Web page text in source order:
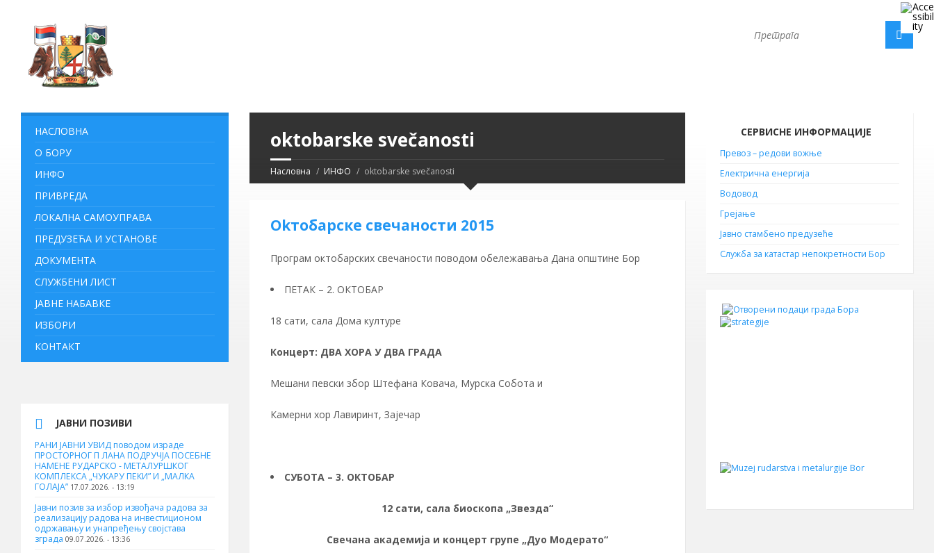
oktobarske svečanosti
Насловна ИНФО oktobarske svečanosti
Okтобарске свечаности 2015
Програм октобарских свечаности поводом обележавања Дана општине Бор
ПЕТАК – 2. ОКТОБАР
18 сати, сала Дома културе
Концерт: ДВА ХОРА У ДВА ГРАДА
Мешани певски збор Штефана Ковача, Мурска Собота и
Камерни хор Лавиринт, Зајечар
СУБОТА – 3. ОКТОБАР
12 сати, сала биоскопа „Звезда“
Свечана академија и концерт групе „Дуо Модерато“
НАСЛОВНА
О БОРУ
ИНФО
ПРИВРЕДА
ЛОКАЛНА САМОУПРАВА
ПРЕДУЗЕЋА И УСТАНОВЕ
ДОКУМЕНТА
СЛУЖБЕНИ ЛИСТ
ЈАВНЕ НАБАВКЕ
ИЗБОРИ
КОНТАКТ
ЈАВНИ ПОЗИВИ
РАНИ ЈАВНИ УВИД поводом израде
ПРОСТОРНОГ П ЛАНА ПОДРУЧЈА ПОСЕБНЕ
НАМЕНЕ РУДАРСКО - МЕТАЛУРШКОГ
КОМПЛЕКСА „ЧУКАРУ ПЕКИ” И „МАЛКА
ГОЛАЈА” 17.07.2026. - 13:19
Јавни позив за избор извођача радова за
реализацију радова на инвестиционом
одржавању и унапређењу својстава
зграда 09.07.2026. - 13:36
СЕРВИСНЕ ИНФОРМАЦИЈЕ
Превоз – редови вожње
Електрична енергија
Водовод
Грејање
Јавно стамбено предузеће
Служба за катастар непокретности Бор